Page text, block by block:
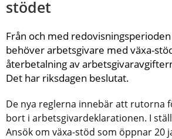
stödet
Från och med
behöver arbetsgivare med växa-
återbetalning av
Det har riksdagen beslutat.
De nya reglerna innebär att rutorna
bort i arbetsgivardeklarationen. I
Ansök om växa-stöd som öppnar 20